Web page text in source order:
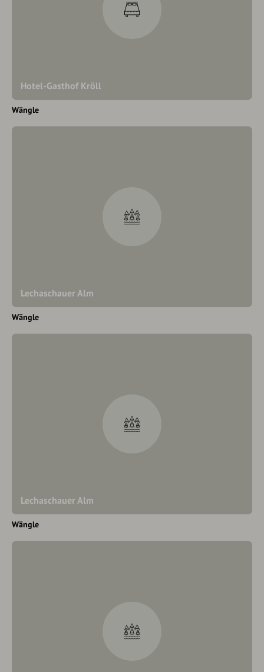
Hotel-Gasthof Kröll
Wängle
Lechaschauer Alm
Wängle
Lechaschauer Alm
Wängle